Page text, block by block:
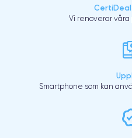
Vi renoverar
Smartphone som kan